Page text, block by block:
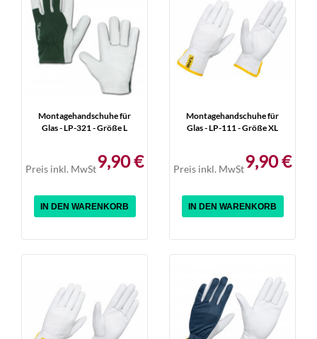
Montagehandschuhe für
Glas - LP-321 - Größe L
Preis inkl. MwSt9,90 €
IN DEN WARENKORB
Montagehandschuhe für
Glas - LP-111 - Größe XL
Preis inkl. MwSt9,90 €
IN DEN WARENKORB